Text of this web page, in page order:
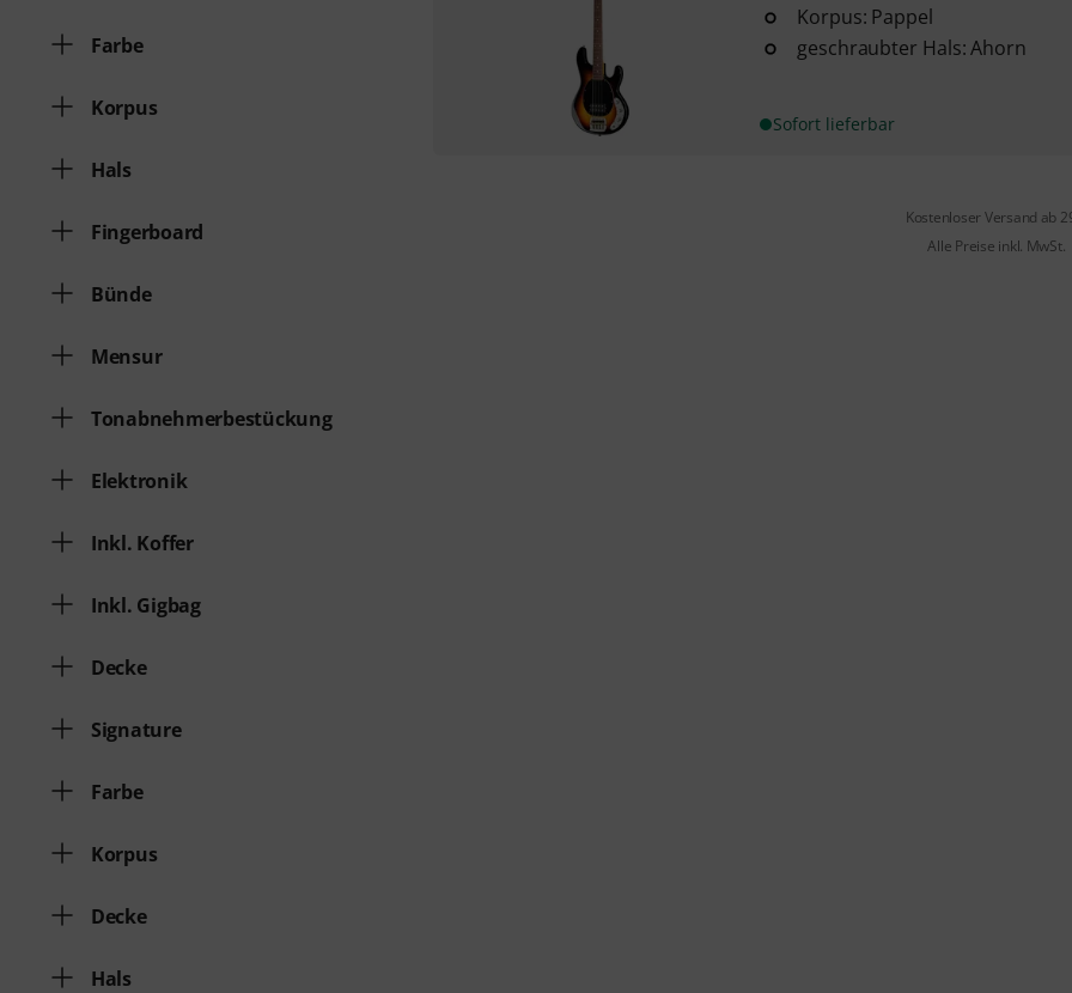
Farbe
Korpus
Hals
Fingerboard
Bünde
Mensur
Tonabnehmerbestückung
Elektronik
Inkl. Koffer
Inkl. Gigbag
Decke
Signature
Farbe
Korpus
Decke
Hals
Korpus: Pappel
geschraubter Hals: Ahorn
Sofort lieferbar
Kostenloser Versand ab
Alle Preise inkl. MwSt.